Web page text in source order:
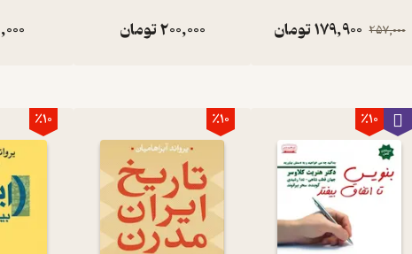
257,000
179,900تومان 200,000تومان
٪10 ٪10 ٪10